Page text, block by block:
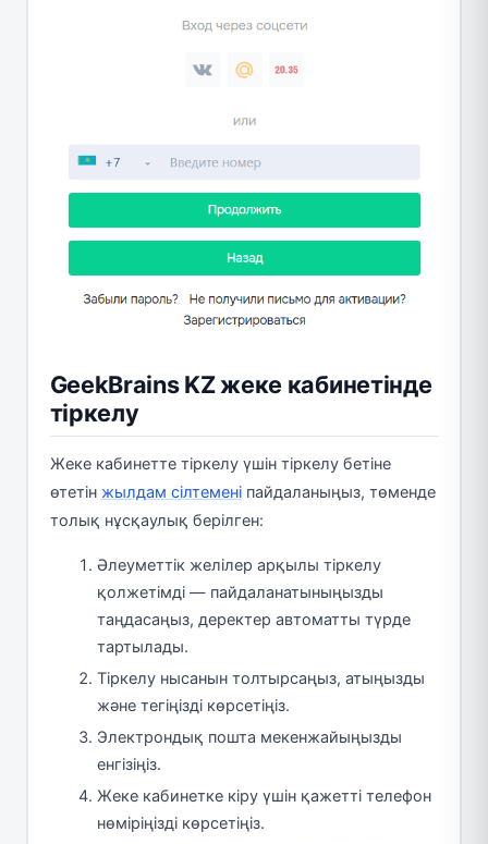
GeekBrains KZ жеке кабинетінде
тіркелу
Жеке кабинетте тіркелу үшін тіркелу бетіне
өтетін жылдам сілтеменіпайдаланыңыз, төменде
толық нұсқаулық берілген:
Әлеуметтік желілер арқылы тіркелу
қолжетімді — пайдаланатыныңызды
таңдасаңыз, деректер автоматты түрде
тартылады.
Тіркелу нысанын толтырсаңыз, атыңызды
және тегіңізді көрсетіңіз.
Электрондық пошта мекенжайыңызды
енгізіңіз.
Жеке кабинетке кіру үшін қажетті телефон
нөміріңізді көрсетіңіз.